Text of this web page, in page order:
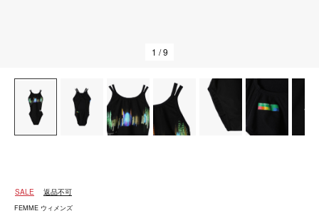
1 / 9
SALE 返品不可
FEMME ウィメンズ